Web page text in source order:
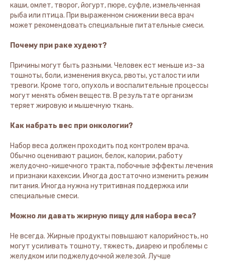
каши, омлет, творог, йогурт, пюре, суфле, измельченная
рыба или птица. При выраженном снижении веса врач
может рекомендовать специальные питательные смеси.
Почему при раке худеют?
Причины могут быть разными. Человек ест меньше из-за
тошноты, боли, изменения вкуса, рвоты, усталости или
тревоги. Кроме того, опухоль и воспалительные процессы
могут менять обмен веществ. В результате организм
теряет жировую и мышечную ткань.
Как набрать вес при онкологии?
Набор веса должен проходить под контролем врача.
Обычно оценивают рацион, белок, калории, работу
желудочно-кишечного тракта, побочные эффекты лечения
и признаки кахексии. Иногда достаточно изменить режим
питания. Иногда нужна нутритивная поддержка или
специальные смеси.
Можно ли давать жирную пищу для набора веса?
Не всегда. Жирные продукты повышают калорийность, но
могут усиливать тошноту, тяжесть, диарею и проблемы с
желудком или поджелудочной железой. Лучше